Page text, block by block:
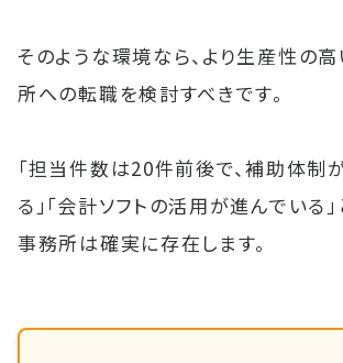
そのような環境なら、より生産性の
所への転職を検討すべきです。
「担当件数は20件前後で、補助体制
る」「会計ソフトの活用が進んでいる
事務所は確実に存在します。